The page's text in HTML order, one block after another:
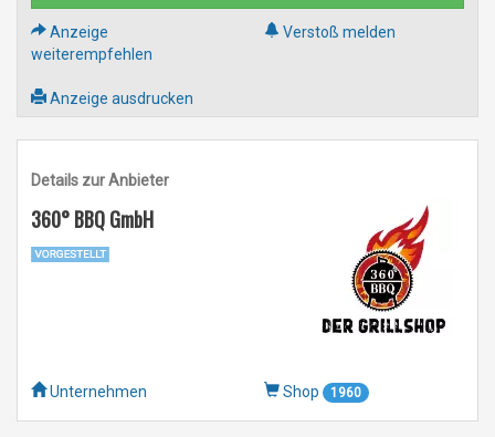
Anzeige
weiterempfehlen
Verstoß melden
Anzeige ausdrucken
Details zur Anbieter
360° BBQ GmbH
Unternehmen Shop 1960